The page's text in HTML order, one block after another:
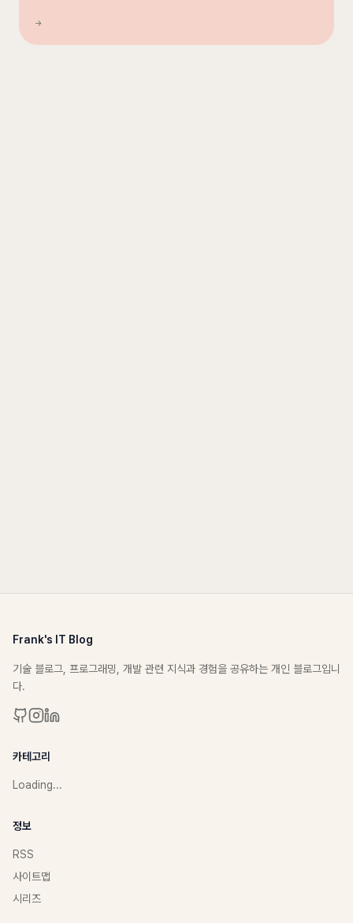
→
Frank's IT Blog
기술 블로그, 프로그래밍, 개발 관련 지식과 경험을 공유하는 개인 블로그입니
다.
카테고리
Loading...
정보
RSS
사이트맵
시리즈